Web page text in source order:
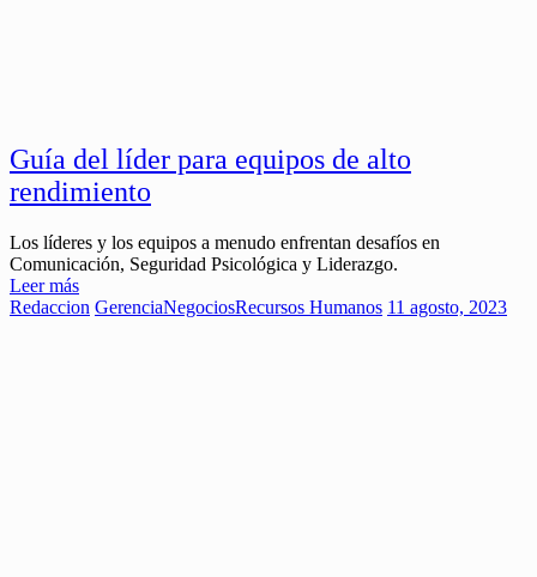
Guía del líder para equipos de alto
rendimiento
Los líderes y los equipos a menudo enfrentan desafíos en
Comunicación, Seguridad Psicológica y Liderazgo.
Leer más
Redaccion GerenciaNegociosRecursos Humanos 11 agosto, 2023